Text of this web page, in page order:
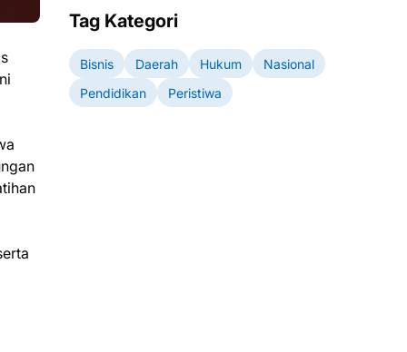
Tag Kategori
Bisnis Daerah Hukum
Nasional
Pendidikan
Peristiwa